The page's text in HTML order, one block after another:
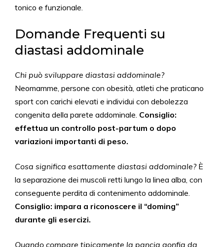
tonico e funzionale.
Domande Frequenti su
diastasi addominale
Chi può sviluppare diastasi addominale?
Neomamme, persone con obesità, atleti che praticano
sport con carichi elevati e individui con debolezza
congenita della parete addominale. Consiglio:
effettua un controllo post-partum o dopo
variazioni importanti di peso.
Cosa significa esattamente diastasi addominale?È
la separazione dei muscoli retti lungo la linea alba, con
conseguente perdita di contenimento addominale.
Consiglio: impara a riconoscere il “doming”
durante gli esercizi.
Quando compare tipicamente la pancia gonfia da